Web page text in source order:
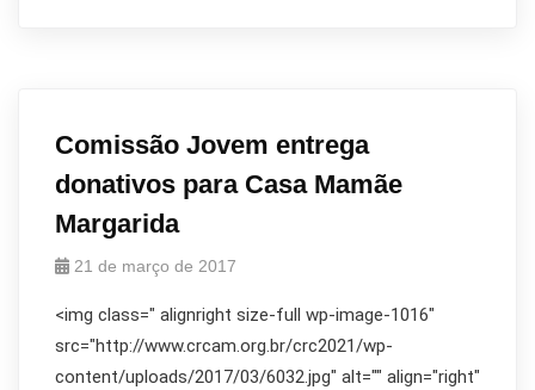
Comissão Jovem entrega
donativos para Casa Mamãe
Margarida
21 de março de 2017
<img class=" alignright size-full wp-image-1016"
src="http://www.crcam.org.br/crc2021/wp-
content/uploads/2017/03/6032.jpg" alt="" align="right"